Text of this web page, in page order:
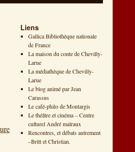
Liens
Gallica Bibliothèque nationale
de France
La maison du conte de Chevilly-
Larue
La médiathèque de Chevilly-
Larue
Le blog animé par Jean
Carassus
Le café-philo de Montargis
Le théâtre et cinéma – Centre
culturel André malraux
Rencontres, et débats autrement
–Britt et Christian.